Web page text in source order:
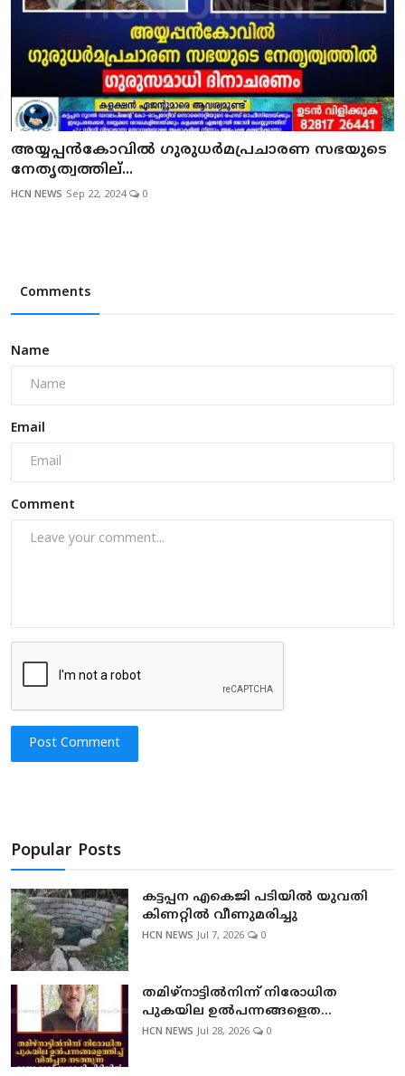
അയ്യപ്പന്‍കോവില്‍ ഗുരുധര്‍മപ്രചാരണ സഭയുടെ
നേതൃത്വത്തില്...
HCN NEWS Sep 22, 2024 0
Comments
Name
Email
Comment
Post Comment
Popular Posts
കട്ടപ്പന എകെജി പടിയിൽ യുവതി
കിണറ്റിൽ വീണുമരിച്ചു
HCN NEWS Jul 7, 2026 0
തമിഴ്നാട്ടില്‍നിന്ന് നിരോധിത
പുകയില ഉല്‍പന്നങ്ങളെത...
HCN NEWS Jul 28, 2026 0